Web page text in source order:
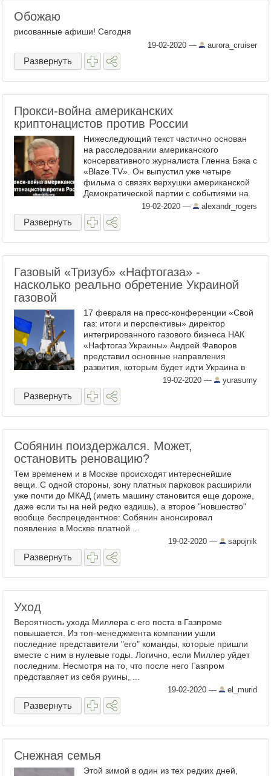
Обожаю
рисованные афиши! Сегодня
19-02-2020 — aurora_cruiser
Развернуть
Прокси-война американских
криптонацистов против России
Нижеследующий текст частично основан
на расследовании американского
консервативного журналиста Гленна Бэка с
«Blaze.TV». Он выпустил уже четыре
фильма о связях верхушки американской
Демократической партии с событиями на
Украине. Все эти расследования
подкрепляются большим количеством ...
19-02-2020 — alexandr_rogers
Развернуть
Газовый «Тризуб» «Нафтогаза» -
насколько реально обретение Украиной
газовой
17 февраля на пресс-конференции «Свой
газ: итоги и перспективы» директор
интегрированного газового бизнеса НАК
«Нафтогаз Украины» Андрей Фаворов
представил основные направления
развития, которым будет идти Украина в
вопросе достижения собственной газовой
независимости. Ее условное ...
19-02-2020 — yurasumy
Развернуть
Собянин поиздержался. Может,
остановить реновацию?
Тем временем и в Москве происходят интереснейшие
вещи. С одной стороны, зону платных парковок расширили
уже почти до МКАД (иметь машину становится еще дороже,
даже если ты на ней редко ездишь), а второе "новшество"
вообще беспрецедентное: Собянин анонсировал
появление в Москве платной ...
19-02-2020 — sapojnik
Развернуть
Уход
Вероятность ухода Миллера с его поста в Газпроме
повышается. Из топ-менеджмента компании ушли
последние представители "его" команды, которые пришли
вместе с ним в нулевые годы. Логично, если Миллер уйдет
последним. Несмотря на то, что после него Газпром
представляет из себя руины, ...
19-02-2020 — el_murid
Развернуть
Снежная семья
Этой зимой в один из тех редких дней,